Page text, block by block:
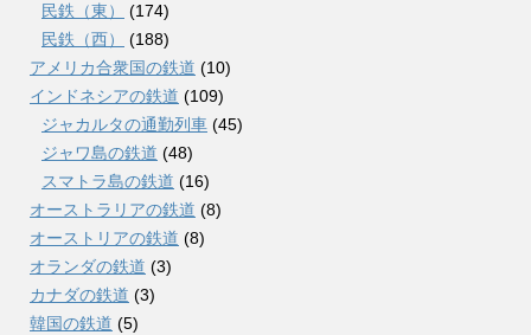
民鉄（東）
(174)
民鉄（西）
(188)
アメリカ合衆国の鉄道 (10)
インドネシアの鉄道 (109)
ジャカルタの通勤列車 (45)
ジャワ島の鉄道 (48)
スマトラ島の鉄道 (16)
オーストラリアの鉄道 (8)
オーストリアの鉄道 (8)
オランダの鉄道 (3)
カナダの鉄道 (3)
韓国の鉄道 (5)